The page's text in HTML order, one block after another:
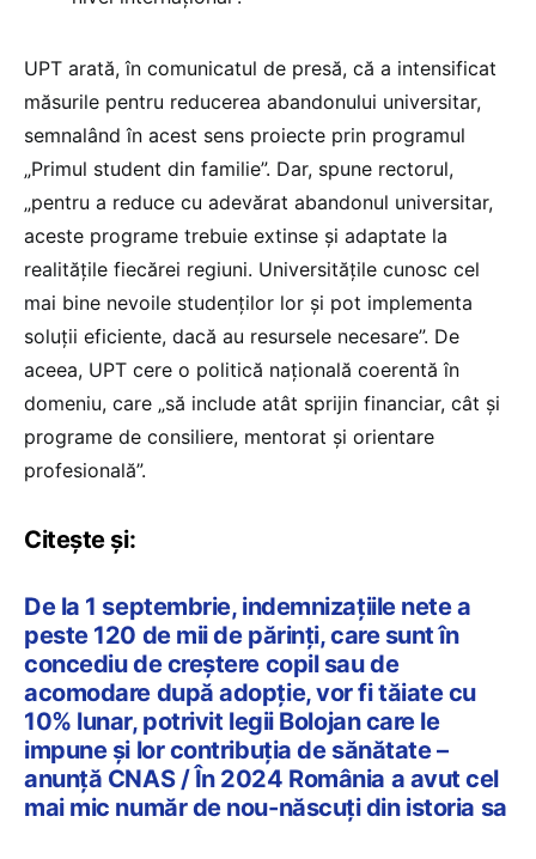
UPT arată, în comunicatul de presă, că a intensificat
măsurile pentru reducerea abandonului universitar,
semnalând în acest sens proiecte prin programul
„Primul student din familie”. Dar, spune rectorul,
„pentru a reduce cu adevărat abandonul universitar,
aceste programe trebuie extinse și adaptate la
realitățile fiecărei regiuni. Universitățile cunosc cel
mai bine nevoile studenților lor și pot implementa
soluții eficiente, dacă au resursele necesare”. De
aceea, UPT cere o politică națională coerentă în
domeniu, care „să include atât sprijin financiar, cât și
programe de consiliere, mentorat și orientare
profesională”.
Citește și:
De la 1 septembrie, indemnizațiile nete a
peste 120 de mii de părinți, care sunt în
concediu de creștere copil sau de
acomodare după adopție, vor fi tăiate cu
10% lunar, potrivit legii Bolojan care le
impune și lor contribuția de sănătate –
anunță CNAS / În 2024 România a avut cel
mai mic număr de nou-născuți din istoria sa